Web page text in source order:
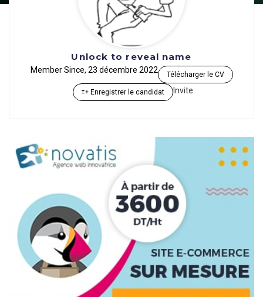
Unlock to reveal name
Member Since, 23 décembre 2022 Télécharger le CV
Enregistrer le candidat Invite